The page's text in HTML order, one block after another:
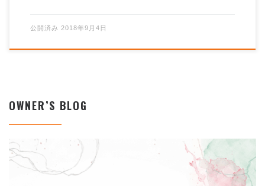
公開済み 2018年9月4日
OWNER’S BLOG